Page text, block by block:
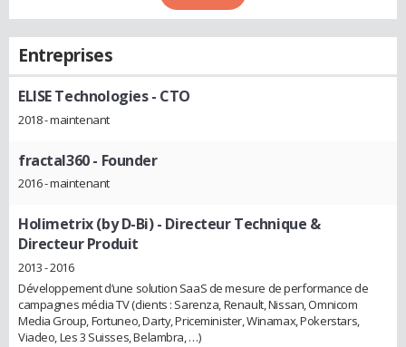
Entreprises
ELISE Technologies- CTO
2018 - maintenant
fractal360- Founder
2016 - maintenant
Holimetrix (by D-Bi)- Directeur Technique &
Directeur Produit
2013 - 2016
Développement d’une solution SaaS de mesure de performance de
campagnes média TV (clients : Sarenza, Renault, Nissan, Omnicom
Media Group, Fortuneo, Darty, Priceminister, Winamax, Pokerstars,
Viadeo, Les 3 Suisses, Belambra, …)